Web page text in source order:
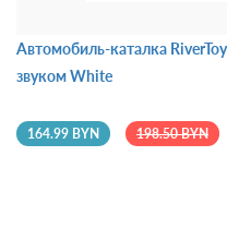
Автомобиль-каталка
звуком White
164.99 BYN 198.50 BYN